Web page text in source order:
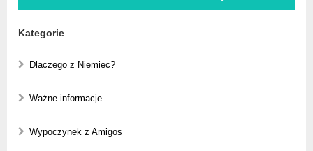
Kategorie
Dlaczego z Niemiec?
Ważne informacje
Wypoczynek z Amigos